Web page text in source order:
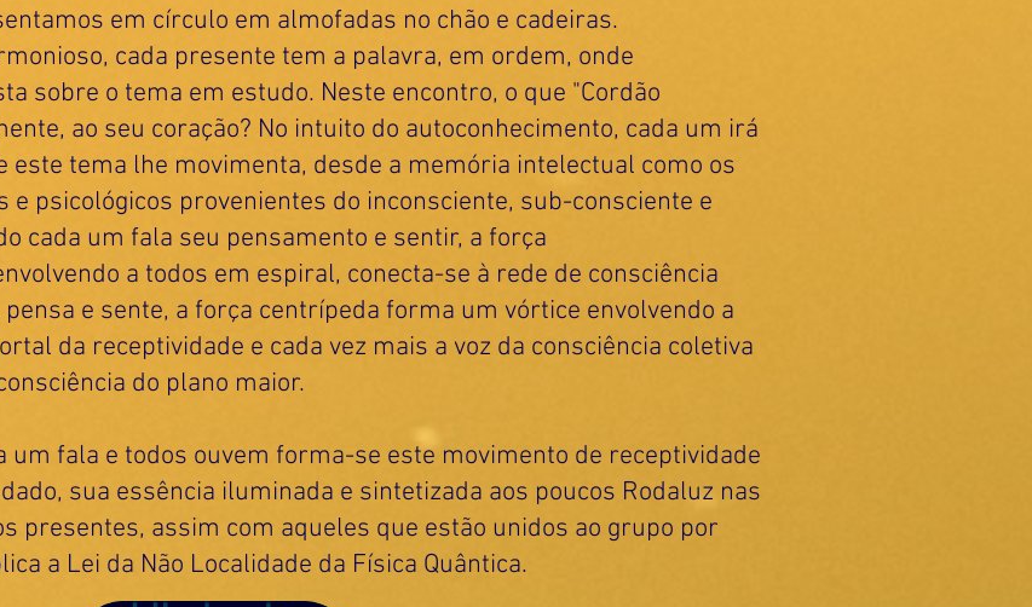
em círculo em almofadas no chão e cadeiras.
cada presente tem a palavra, em ordem, onde
sobre o tema em estudo. Neste encontro, o que "Cordão
ao seu coração? No intuito do autoconhecimento, cada um irá
este tema lhe movimenta, desde a memória intelectual como os
e psicológicos provenientes do inconsciente, sub-consciente e
cada um fala seu pensamento e sentir, a força
a todos em espiral, conecta-se à rede de consciência
pensa e sente, a força centrípeda forma um vórtice envolvendo a
da receptividade e cada vez mais a voz da consciência coletiva
do plano maior.
um fala e todos ouvem forma-se este movimento de receptividade
sua essência iluminada e sintetizada aos poucos Rodaluz nas
presentes, assim com aqueles que estão unidos ao grupo por
a Lei da Não Localidade da Física Quântica.